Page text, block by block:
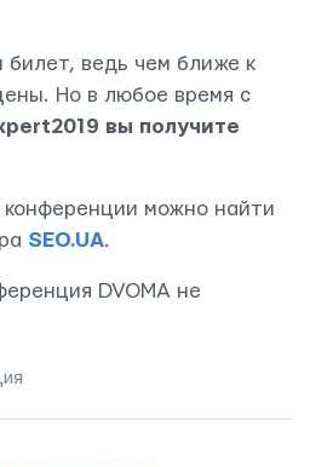
ведь чем ближе к
Но в любое время с
вы получите
можно найти
SEO.UA.
DVOMA не